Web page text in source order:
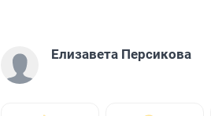
Елизавета Персикова